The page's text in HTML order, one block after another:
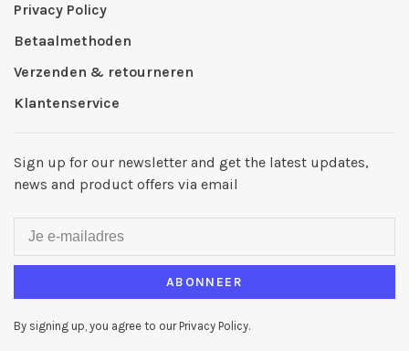
Privacy Policy
Betaalmethoden
Verzenden & retourneren
Klantenservice
Sign up for our newsletter and get the latest updates,
news and product offers via email
ABONNEER
By signing up, you agree to our Privacy Policy.